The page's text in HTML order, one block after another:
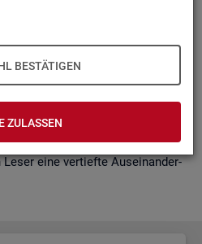
BESTÄTIGEN
ZULASSEN
ein klei­nes Nach­schla­ge­
und Fra­ge­stel­lun­gen der Ar­beits­
Dabei wer­den diese Be­
und immer auch mit wei­ter­füh­
ver­bun­den, die der in­ter­es­sier­ten
eine ver­tief­te Aus­ein­an­der­